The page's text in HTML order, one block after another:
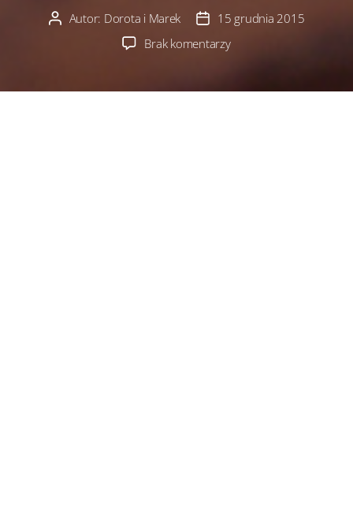
AutorAutor: Dorota i Marek
Data
wpisu
15 grudnia 2015
Brak komentarzydo